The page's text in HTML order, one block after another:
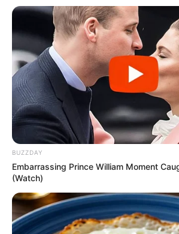
BUZZDAY
Embarrassing Prince William Moment
(Watch)